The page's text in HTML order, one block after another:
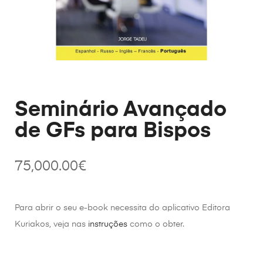
Seminário Avançado
de GFs para Bispos
75,000.00€
Para abrir o seu e-book necessita do aplicativo Editora
Kuriakos, veja nas instruções como o obter.